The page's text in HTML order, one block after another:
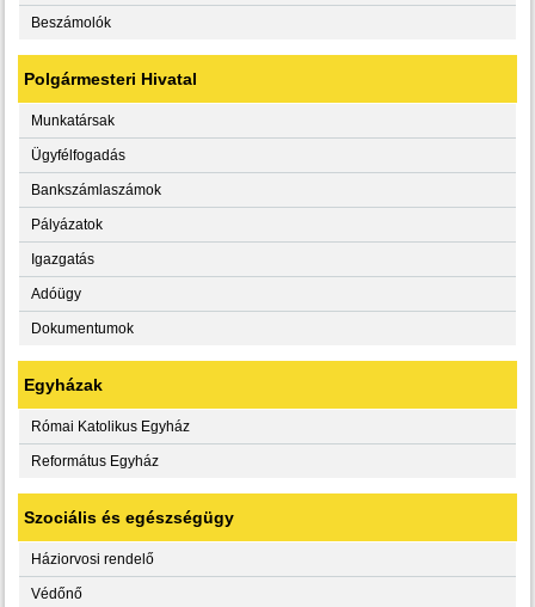
Beszámolók
Polgármesteri Hivatal
Munkatársak
Ügyfélfogadás
Bankszámlaszámok
Pályázatok
Igazgatás
Adóügy
Dokumentumok
Egyházak
Római Katolikus Egyház
Református Egyház
Szociális és egészségügy
Háziorvosi rendelő
Védőnő